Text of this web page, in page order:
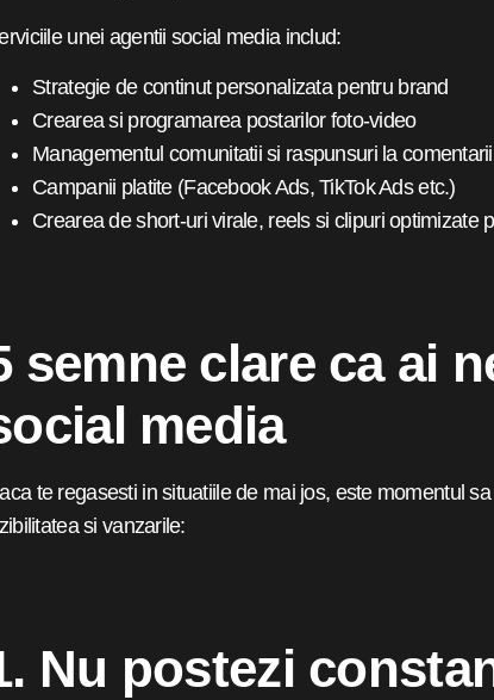
unei agentii social media includ:
Strategie de continut personalizata pentru brand
Crearea si programarea postarilor foto-video
Managementul comunitatii si raspunsuri la comentarii
Campanii platite (Facebook Ads, TikTok Ads etc.)
Crearea de short-uri virale, reels si clipuri optimizate
semne clare ca ai
media
te regasesti in situatiile de mai jos, este momentul
si vanzarile:
Nu postezi